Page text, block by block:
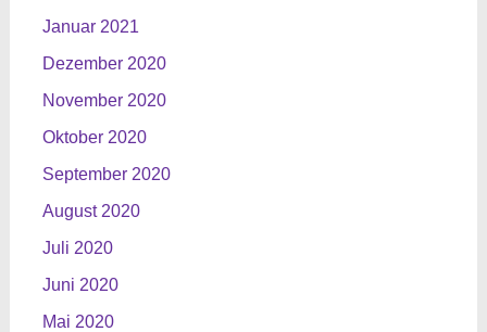
Januar 2021
Dezember 2020
November 2020
Oktober 2020
September 2020
August 2020
Juli 2020
Juni 2020
Mai 2020